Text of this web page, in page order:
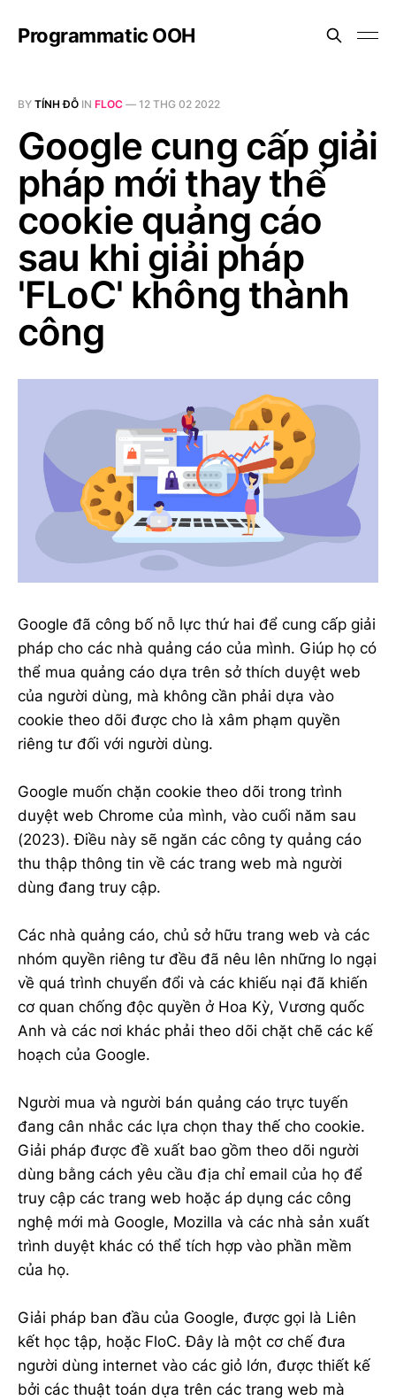
Programmatic OOH
BY TÍNH ĐỖ IN FLOC — 12 THG 02 2022
Google cung cấp giải
pháp mới thay thế
cookie quảng cáo
sau khi giải pháp
'FLoC' không thành
công
Google đã công bố nỗ lực thứ hai để cung cấp giải
pháp cho các nhà quảng cáo của mình. Giúp họ có
thể mua quảng cáo dựa trên sở thích duyệt web
của người dùng, mà không cần phải dựa vào
cookie theo dõi được cho là xâm phạm quyền
riêng tư đối với người dùng.
Google muốn chặn cookie theo dõi trong trình
duyệt web Chrome của mình, vào cuối năm sau
(2023). Điều này sẽ ngăn các công ty quảng cáo
thu thập thông tin về các trang web mà người
dùng đang truy cập.
Các nhà quảng cáo, chủ sở hữu trang web và các
nhóm quyền riêng tư đều đã nêu lên những lo ngại
về quá trình chuyển đổi và các khiếu nại đã khiến
cơ quan chống độc quyền ở Hoa Kỳ, Vương quốc
Anh và các nơi khác phải theo dõi chặt chẽ các kế
hoạch của Google.
Người mua và người bán quảng cáo trực tuyến
đang cân nhắc các lựa chọn thay thế cho cookie.
Giải pháp được đề xuất bao gồm theo dõi người
dùng bằng cách yêu cầu địa chỉ email của họ để
truy cập các trang web hoặc áp dụng các công
nghệ mới mà Google, Mozilla và các nhà sản xuất
trình duyệt khác có thể tích hợp vào phần mềm
của họ.
Giải pháp ban đầu của Google, được gọi là Liên
kết học tập, hoặc FloC. Đây là một cơ chế đưa
người dùng internet vào các giỏ lớn, được thiết kế
bởi các thuật toán dựa trên các trang web mà